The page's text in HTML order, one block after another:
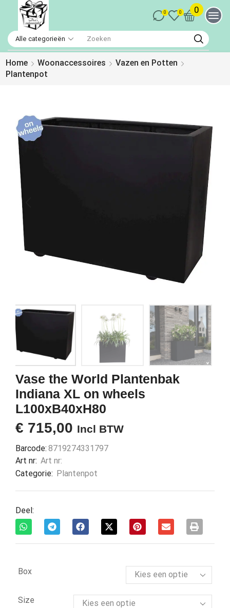
0 0 0
Home Woonaccessoires
Vazen en Potten
Plantenpot
Vase the World Plantenbak
Indiana XL on wheels
L100xB40xH80
€ 715,00 Incl BTW
Barcode: 8719274331797
Art nr: Art nr:
Categorie: Plantenpot
Deel:
Box
Size